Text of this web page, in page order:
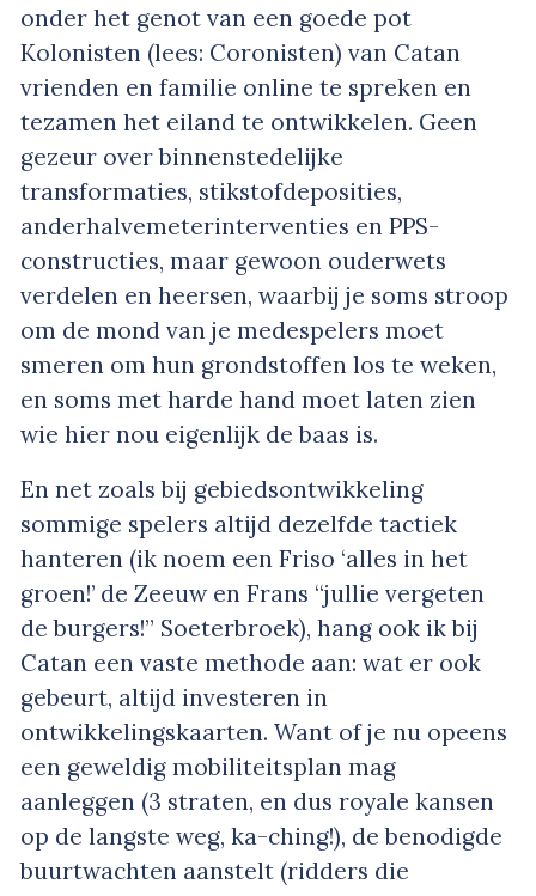
onder het genot van een goede pot
Kolonisten (lees: Coronisten) van Catan
vrienden en familie online te spreken en
tezamen het eiland te ontwikkelen. Geen
gezeur over binnenstedelijke
transformaties, stikstofdeposities,
anderhalvemeterinterventies en PPS-
constructies, maar gewoon ouderwets
verdelen en heersen, waarbij je soms stroop
om de mond van je medespelers moet
smeren om hun grondstoffen los te weken,
en soms met harde hand moet laten zien
wie hier nou eigenlijk de baas is.
En net zoals bij gebiedsontwikkeling
sommige spelers altijd dezelfde tactiek
hanteren (ik noem een Friso ‘alles in het
groen!’ de Zeeuw en Frans “jullie vergeten
de burgers!” Soeterbroek), hang ook ik bij
Catan een vaste methode aan: wat er ook
gebeurt, altijd investeren in
ontwikkelingskaarten. Want of je nu opeens
een geweldig mobiliteitsplan mag
aanleggen (3 straten, en dus royale kansen
op de langste weg, ka-ching!), de benodigde
buurtwachten aanstelt (ridders die